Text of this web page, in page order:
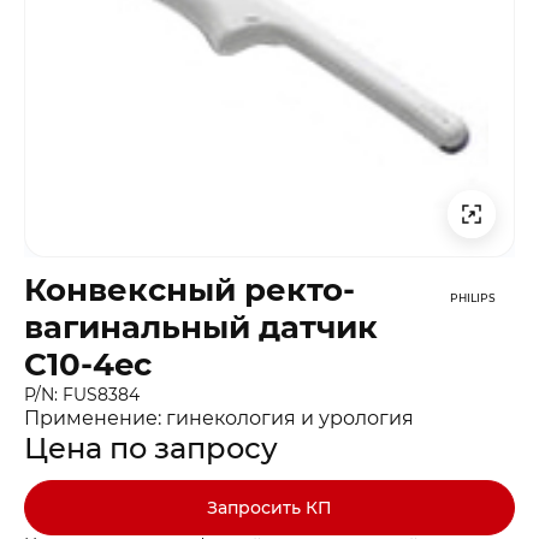
Конвексный ректо-
вагинальный датчик
C10-4ec
PHILIPS
P/N: FUS8384
Применение: гинекология и урология
Цена по запросу
Запросить КП